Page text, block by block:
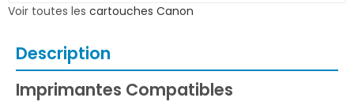
Voir toutes les cartouches Canon
Description
Imprimantes Compatibles